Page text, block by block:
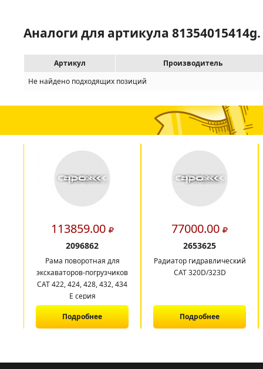
Аналоги для артикула
Артикул
Производитель
Не найдено подходящих позиций
113859.00
2096862
Рама поворотная для
экскаваторов-погрузчиков
CAT 422, 424, 428, 432, 434
E серия
Подробнее
77000.00
2653625
Радиатор гидравлический
CAT 320D/323D
Подробнее